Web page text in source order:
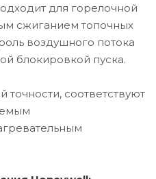
для горелочной
сжиганием топочных
воздушного потока
блокировкой пуска.
соответствуют